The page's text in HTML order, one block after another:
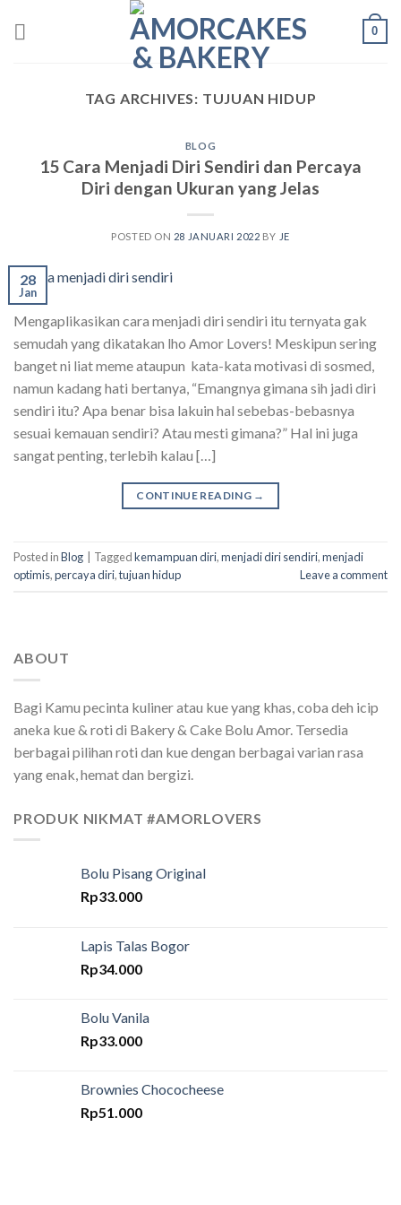
0
TAG ARCHIVES: TUJUAN HIDUP
BLOG
15 Cara Menjadi Diri Sendiri dan Percaya
Diri dengan Ukuran yang Jelas
POSTED ON 28 JANUARI 2022 BY JE
28
Jan
Mengaplikasikan cara menjadi diri sendiri itu ternyata gak
semudah yang dikatakan lho Amor Lovers! Meskipun sering
banget ni liat meme ataupun kata-kata motivasi di sosmed,
namun kadang hati bertanya, “Emangnya gimana sih jadi diri
sendiri itu? Apa benar bisa lakuin hal sebebas-bebasnya
sesuai kemauan sendiri? Atau mesti gimana?” Hal ini juga
sangat penting, terlebih kalau […]
CONTINUE READING →
Posted inBlog Taggedkemampuan diri,menjadi diri sendiri,menjadi
optimis,percaya diri,tujuan hidup Leave a comment
ABOUT
Bagi Kamu pecinta kuliner atau kue yang khas, coba deh icip
aneka kue & roti di Bakery & Cake Bolu Amor. Tersedia
berbagai pilihan roti dan kue dengan berbagai varian rasa
yang enak, hemat dan bergizi.
PRODUK NIKMAT #AMORLOVERS
Bolu Pisang Original
Rp33.000
Lapis Talas Bogor
Rp34.000
Bolu Vanila
Rp33.000
Brownies Chococheese
Rp51.000